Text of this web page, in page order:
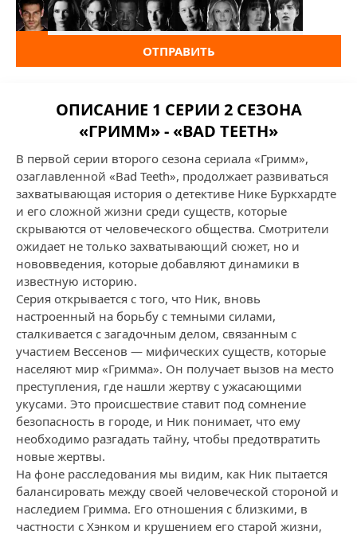
ОТПРАВИТЬ
ОПИСАНИЕ 1 СЕРИИ 2 СЕЗОНА
«ГРИММ» - «BAD TEETH»
В первой серии второго сезона сериала «Гримм»,
озаглавленной «Bad Teeth», продолжает развиваться
захватывающая история о детективе Нике Буркхардте
и его сложной жизни среди существ, которые
скрываются от человеческого общества. Смотрители
ожидает не только захватывающий сюжет, но и
нововведения, которые добавляют динамики в
известную историю.
Серия открывается с того, что Ник, вновь
настроенный на борьбу с темными силами,
сталкивается с загадочным делом, связанным с
участием Вессенов — мифических существ, которые
населяют мир «Гримма». Он получает вызов на место
преступления, где нашли жертву с ужасающими
укусами. Это происшествие ставит под сомнение
безопасность в городе, и Ник понимает, что ему
необходимо разгадать тайну, чтобы предотвратить
новые жертвы.
На фоне расследования мы видим, как Ник пытается
балансировать между своей человеческой стороной и
наследием Гримма. Его отношения с близкими, в
частности с Хэнком и крушением его старой жизни,